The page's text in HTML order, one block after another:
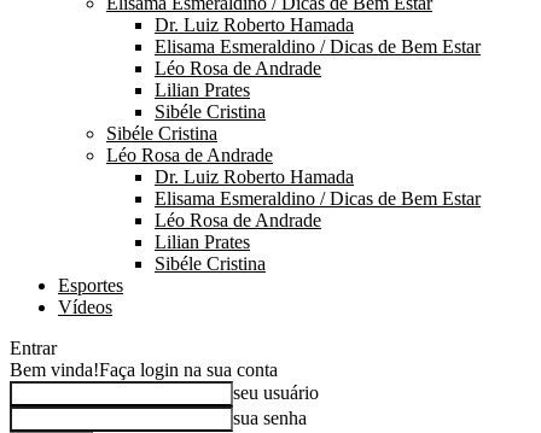
Dr. Luiz Roberto Hamada
Elisama Esmeraldino / Dicas de Bem Estar
Léo Rosa de Andrade
Lilian Prates
Sibéle Cristina
Sibéle Cristina
Léo Rosa de Andrade
Dr. Luiz Roberto Hamada
Elisama Esmeraldino / Dicas de Bem Estar
Léo Rosa de Andrade
Lilian Prates
Sibéle Cristina
Esportes
Vídeos
Entrar
Bem vinda!Faça login na sua conta
seu usuário
sua senha